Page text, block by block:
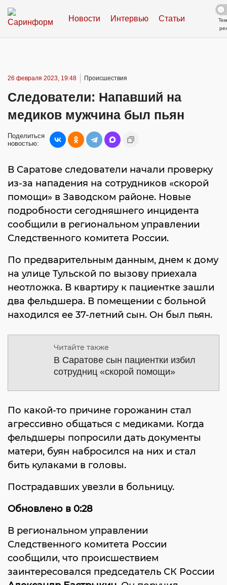
Новости Интервью Статьи
26 февраля 2023, 19:48 Происшествия
Следователи: Напавший на
медиков мужчина был пьян
Поделиться
новостью:
В Саратове следователи начали проверку
из-за нападения на сотрудников «скорой
помощи» в Заводском районе. Новые
подробности сегодняшнего инцидента
сообщили в региональном управлении
Следственного комитета России.
По предварительным данным, днем к дому
на улице Тульской по вызову приехала
неотложка. В квартиру к пациентке зашли
два фельдшера. В помещении с больной
находился ее 37-летний сын. Он был пьян.
Читайте также
В Саратове сын пациентки избил
сотрудниц «скорой помощи»
По какой-то причине горожанин стал
агрессивно общаться с медиками. Когда
фельдшеры попросили дать документы
матери, буян набросился на них и стал
бить кулаками в головы.
Пострадавших увезли в больницу.
Обновлено в 0:28
В региональном управлении
Следственного комитета России
сообщили, что происшествием
заинтересовался председатель СК России